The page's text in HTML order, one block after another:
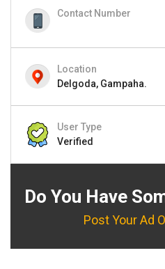
Contact Number
Location
Delgoda, Gampaha.
User Type
Verified
Do You Have
Post Your Ad